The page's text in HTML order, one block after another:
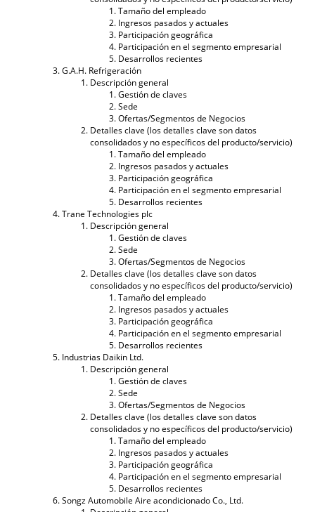
Tamaño del empleado
Ingresos pasados ​​y actuales
Participación geográfica
Participación en el segmento empresarial
Desarrollos recientes
G.A.H. Refrigeración
Descripción general
Gestión de claves
Sede
Ofertas/Segmentos de Negocios
Detalles clave (los detalles clave son datos
consolidados y no específicos del producto/servicio)
Tamaño del empleado
Ingresos pasados ​​y actuales
Participación geográfica
Participación en el segmento empresarial
Desarrollos recientes
Trane Technologies plc
Descripción general
Gestión de claves
Sede
Ofertas/Segmentos de Negocios
Detalles clave (los detalles clave son datos
consolidados y no específicos del producto/servicio)
Tamaño del empleado
Ingresos pasados ​​y actuales
Participación geográfica
Participación en el segmento empresarial
Desarrollos recientes
Industrias Daikin Ltd.
Descripción general
Gestión de claves
Sede
Ofertas/Segmentos de Negocios
Detalles clave (los detalles clave son datos
consolidados y no específicos del producto/servicio)
Tamaño del empleado
Ingresos pasados ​​y actuales
Participación geográfica
Participación en el segmento empresarial
Desarrollos recientes
Songz Automobile Aire acondicionado Co., Ltd.